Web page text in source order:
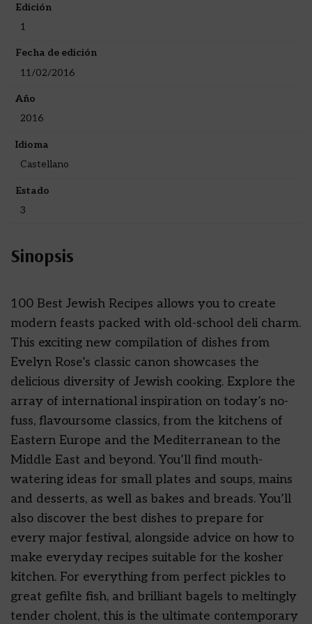
Edición
1
Fecha de edición
11/02/2016
Año
2016
Idioma
Castellano
Estado
3
Sinopsis
100 Best Jewish Recipes allows you to create
modern feasts packed with old-school deli charm.
This exciting new compilation of dishes from
Evelyn Rose’s classic canon showcases the
delicious diversity of Jewish cooking. Explore the
array of international inspiration on today’s no-
fuss, flavoursome classics, from the kitchens of
Eastern Europe and the Mediterranean to the
Middle East and beyond. You’ll find mouth-
watering ideas for small plates and soups, mains
and desserts, as well as bakes and breads. You’ll
also discover the best dishes to prepare for
every major festival, alongside advice on how to
make everyday recipes suitable for the kosher
kitchen. For everything from perfect pickles to
great gefilte fish, and brilliant bagels to meltingly
tender cholent, this is the ultimate contemporary